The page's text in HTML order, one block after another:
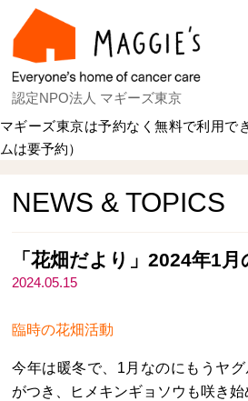
認定NPO法人 マギーズ東京
マギーズ東京は予約なく無料で利用で
ムは要予約）
NEWS & TOPICS
「花畑だより」2024年1
2024.05.15
臨時の花畑活動
今年は暖冬で、1月なのにもうヤ
がつき、ヒメキンギョソウも咲き始